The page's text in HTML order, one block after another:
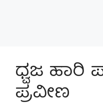
ಧ್ವಜ ಹಾರಿ
ಪ್ರವೀಣ